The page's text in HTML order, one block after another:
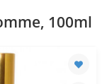
100ml